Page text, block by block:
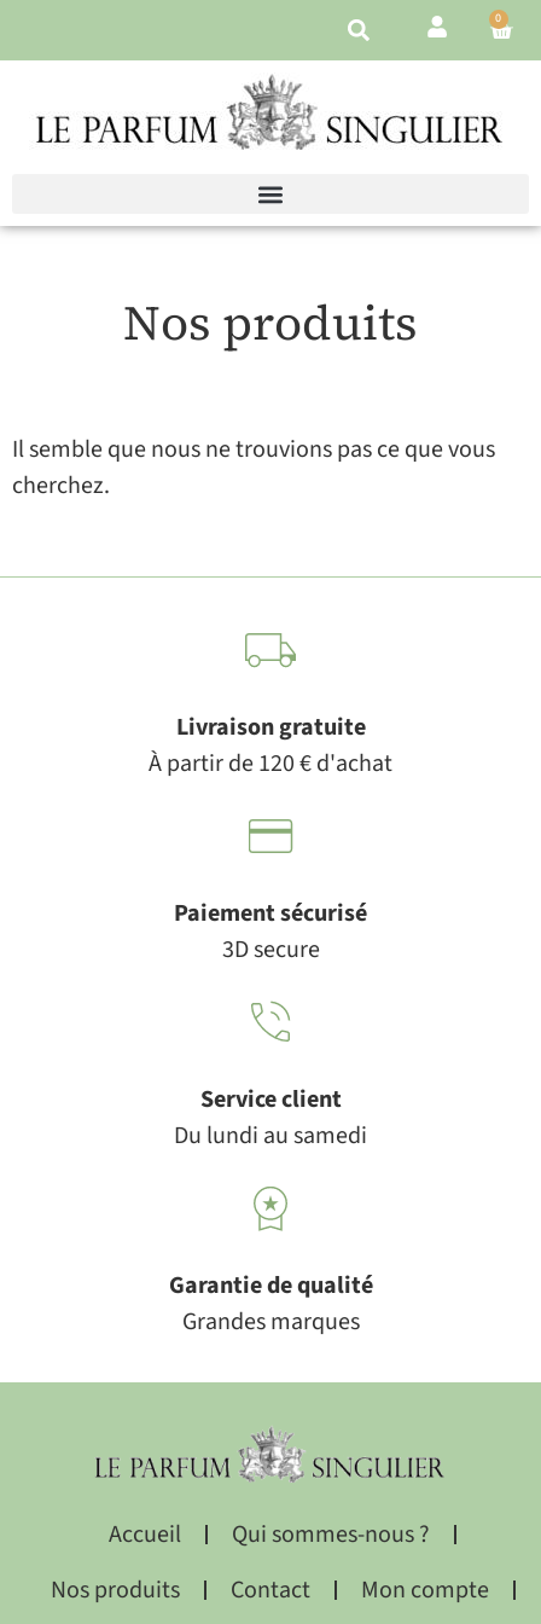
0
Nos produits
Il semble que nous ne trouvions pas ce que vous
cherchez.
Livraison gratuite
À partir de 120 € d'achat
Paiement sécurisé
3D secure
Service client
Du lundi au samedi
Garantie de qualité
Grandes marques
Accueil
Qui sommes-nous ?
Nos produits
Contact Mon compte